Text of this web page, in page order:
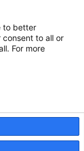
to better
consent to all or
For more